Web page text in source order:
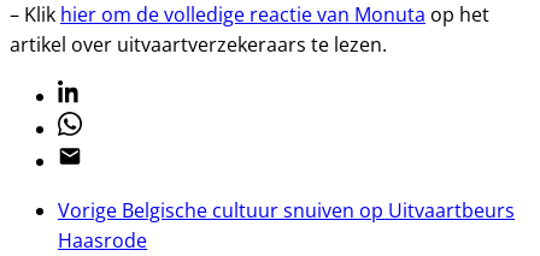
– Klik hier om de volledige reactie van Monuta op het
artikel over uitvaartverzekeraars te lezen.
Linkedin
Whatsapp
Email
Vorige Belgische cultuur snuiven op Uitvaartbeurs
Haasrode